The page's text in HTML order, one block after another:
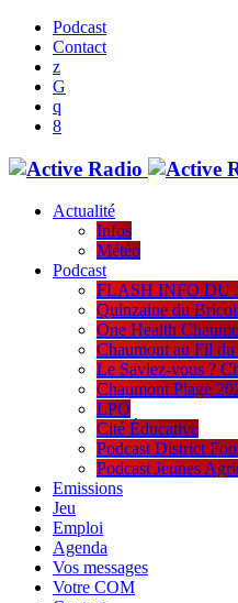
Podcast
Contact
Actualité
Infos
Météo
Podcast
FLASH INFO DU
Quinzaine du
One Health
Chaumont au Fil du
Le Saviez-vous ?
Chaumont Plage
LPO
Cité Éducative
Podcast District
Podcast Jeunes
Emissions
Jeu
Emploi
Agenda
Vos messages
Votre COM